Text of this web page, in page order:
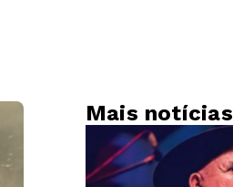
Mais notícias